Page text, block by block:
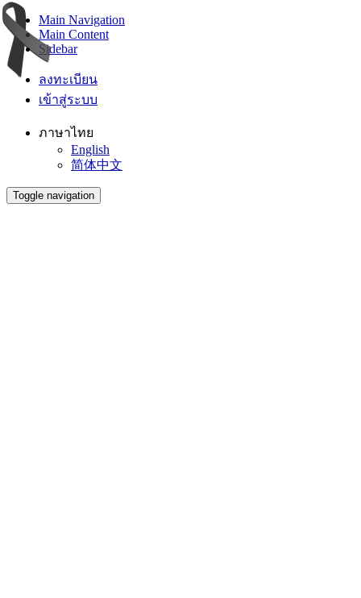
Main Navigation
Main Content
Sidebar
ลงทะเบียน
เข้าสู่ระบบ
ภาษาไทย
English
简体中文
Toggle navigation